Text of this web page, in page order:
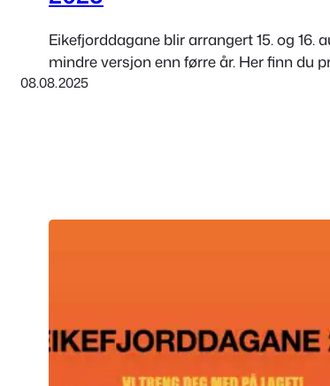
Eikefjorddagane blir arrangert 15. og 16.
mindre versjon enn førre år. Her finn du
08.08.2025